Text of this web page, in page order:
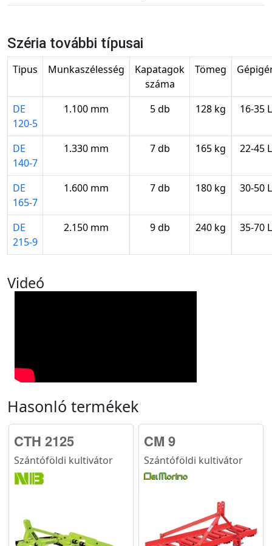
Széria további típusai
Tipus Munkaszélesség
Kapatagok
száma
Tömeg
DE
120-5
1.100 mm 5 db 128 kg 16-35
DE
140-7
1.330 mm 7 db 165 kg 22-45
DE
165-7
1.600 mm 7 db 180 kg 30-50
DE
215-9
2.150 mm 9 db 240 kg 35-70
Videó
Hasonló termékek
CTH 2125
Szántóföldi kultivátor
CM 9
Szántóföldi kultivátor